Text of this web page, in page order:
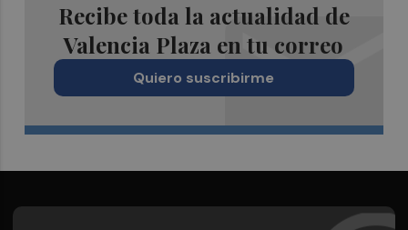
Recibe toda la actualidad de
Valencia Plaza en tu correo
Quiero suscribirme